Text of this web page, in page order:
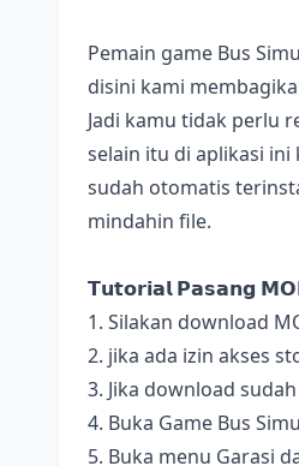
Pemain game Bus
disini kami
Jadi kamu tidak perlu
selain itu di aplikasi
sudah otomatis
mindahin file.
𝗧𝘂𝘁𝗼𝗿𝗶𝗮𝗹 𝗣𝗮𝘀𝗮𝗻𝗴
1. Silakan download
2. jika ada izin akses
3. Jika download
4. Buka Game Bus
5. Buka menu Garasi